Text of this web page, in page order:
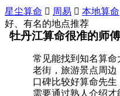
星尘算命  周易  本地算命
好、有名的地点推荐
牡丹江算命很准的师
常见能找到知名算
老街，旅游景点周边
口碑比较好算命先
需要通过熟人介绍才